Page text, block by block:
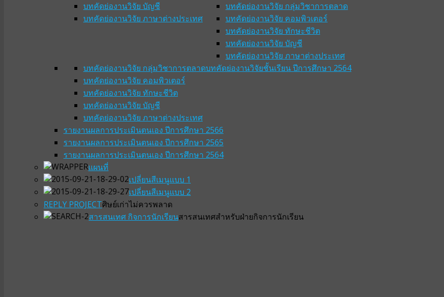
บทคัดย่องานวิจัย บัญชี
บทคัดย่องานวิจัย ภาษาต่างประเทศ
บทคัดย่องานวิจัย กลุ่มวิชาการตลาด
บทคัดย่องานวิจัย คอมพิวเตอร์
บทคัดย่องานวิจัย ทักษะชีวิต
บทคัดย่องานวิจัย บัญชี
บทคัดย่องานวิจัย ภาษาต่างประเทศ
บทคัดย่องานวิจัยชั้นเรียน ปีการศึกษา 2564
บทคัดย่องานวิจัย กลุ่มวิชาการตลาด
บทคัดย่องานวิจัย คอมพิวเตอร์
บทคัดย่องานวิจัย ทักษะชีวิต
บทคัดย่องานวิจัย บัญชี
บทคัดย่องานวิจัย ภาษาต่างประเทศ
รายงานผลการประเมินตนเอง ปีการศึกษา 2566
รายงานผลการประเมินตนเอง ปีการศึกษา 2565
รายงานผลการประเมินตนเอง ปีการศึกษา 2564
แผนที่
เปลี่ยนสีเมนูแบบ 1
เปลี่ยนสีเมนูแบบ 2
REPLY PROJECTศิษย์เก่าไม่ควรพลาด
สารสนเทศ กิจการนักเรียนสารสนเทศสำหรับฝ่ายกิจการนักเรียน